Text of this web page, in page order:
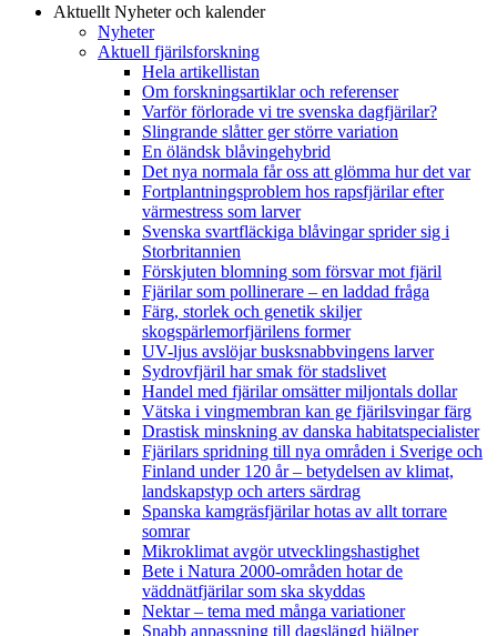
Aktuellt Nyheter och kalender
Nyheter
Aktuell fjärilsforskning
Hela artikellistan
Om forskningsartiklar och referenser
Varför förlorade vi tre svenska dagfjärilar?
Slingrande slåtter ger större variation
En öländsk blåvingehybrid
Det nya normala får oss att glömma hur det var
Fortplantningsproblem hos rapsfjärilar efter
värmestress som larver
Svenska svartfläckiga blåvingar sprider sig i
Storbritannien
Förskjuten blomning som försvar mot fjäril
Fjärilar som pollinerare – en laddad fråga
Färg, storlek och genetik skiljer
skogspärlemorfjärilens former
UV-ljus avslöjar busksnabbvingens larver
Sydrovfjäril har smak för stadslivet
Handel med fjärilar omsätter miljontals dollar
Vätska i vingmembran kan ge fjärilsvingar färg
Drastisk minskning av danska habitatspecialister
Fjärilars spridning till nya områden i Sverige och
Finland under 120 år– betydelsen av klimat,
landskapstyp och arters särdrag
Spanska kamgräsfjärilar hotas av allt torrare
somrar
Mikroklimat avgör utvecklingshastighet
Bete i Natura 2000-områden hotar de
väddnätfjärilar som ska skyddas
Nektar – tema med många variationer
Snabb anpassning till dagslängd hjälper